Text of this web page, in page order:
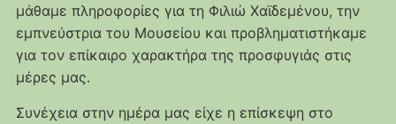
μάθαμε πληροφορίες για τη Φιλιώ Χαϊδεμένου, την
εμπνεύστρια του Μουσείου και προβληματιστήκαμε
για τον επίκαιρο χαρακτήρα της προσφυγιάς στις
μέρες μας.
Συνέχεια στην ημέρα μας είχε η επίσκεψη στο